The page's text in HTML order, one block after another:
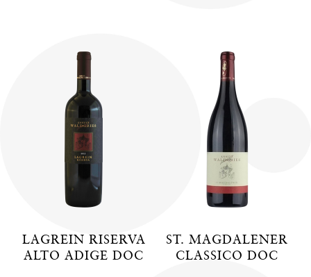
LAGREIN RISERVA
ALTO ADIGE DOC
ST. MAGDALENER
CLASSICO DOC